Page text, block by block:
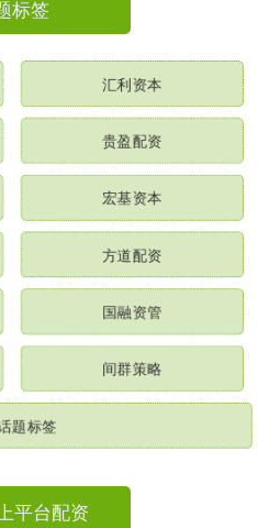
标签
汇利资本
贵盈配资
宏基资本
方道配资
国融资管
间群策略
题标签
平台配资